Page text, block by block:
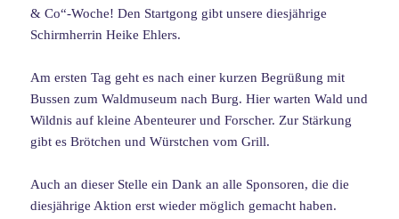
& Co“-Woche! Den Startgong gibt unsere diesjährige
Schirmherrin Heike Ehlers.
Am ersten Tag geht es nach einer kurzen Begrüßung mit
Bussen zum Waldmuseum nach Burg. Hier warten Wald und
Wildnis auf kleine Abenteurer und Forscher. Zur Stärkung
gibt es Brötchen und Würstchen vom Grill.
Auch an dieser Stelle ein Dank an alle Sponsoren, die die
diesjährige Aktion erst wieder möglich gemacht haben.